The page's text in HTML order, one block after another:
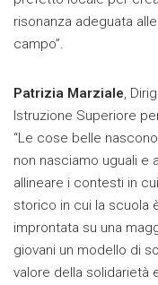
risonanza adeguata
campo”.
Patrizia Marziale,
Istruzione Superiore
“Le cose belle
non nasciamo uguali e
allineare i contesti in
storico in cui la scuola
improntata su una
giovani un modello di
valore della solidarietà